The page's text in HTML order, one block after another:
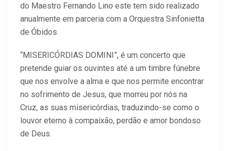
do Maestro Fernando Lino este tem sido realizado
anualmente em parceria com a Orquestra Sinfonietta
de Óbidos.
“MISERICÓRDIAS DOMINI”, é um concerto que
pretende guiar os ouvintes até a um timbre fúnebre
que nos envolve a alma e que nos permite encontrar
no sofrimento de Jesus, que morreu por nós na
Cruz, as suas misericórdias, traduzindo-se como o
louvor eterno à compaixão, perdão e amor bondoso
de Deus.